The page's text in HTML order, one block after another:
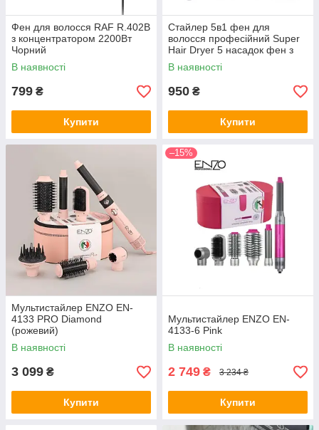
Фен для волосся RAF R.402B
з концентратором 2200Вт
Чорний
В наявності
799 ₴
Купити
Стайлер 5в1 фен для
волосся професійний Super
Hair Dryer 5 насадок фен з
дифузором для кучерявого
волосся
В наявності
950 ₴
Купити
Мультистайлер ENZO EN-
4133 PRO Diamond
(рожевий)
В наявності
3 099 ₴
Купити
–15%
Мультистайлер ENZO EN-
4133-6 Pink
В наявності
2 749 ₴ 3 234 ₴
Купити